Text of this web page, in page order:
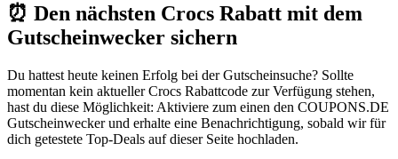
⏰ Den nächsten Crocs Rabatt mit dem
Gutscheinwecker sichern
Du hattest heute keinen Erfolg bei der Gutscheinsuche? Sollte
momentan kein aktueller Crocs Rabattcode zur Verfügung stehen,
hast du diese Möglichkeit: Aktiviere zum einen den COUPONS.DE
Gutscheinweckerund erhalte eine Benachrichtigung, sobald wir für
dich getestete Top-Deals auf dieser Seite hochladen.